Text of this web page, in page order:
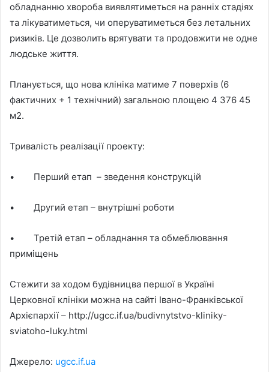
обладнанню хвороба виявлятиметься на ранніх стадіях
та лікуватиметься, чи оперуватиметься без летальних
ризиків. Це дозволить врятувати та продовжити не одне
людське життя.
Планується, що нова клініка матиме 7 поверхів (6
фактичних + 1 технічний) загальною площею 4 376 45
м2.
Тривалість реалізації проекту:
• Перший етап – зведення конструкцій
• Другий етап – внутрішні роботи
• Третій етап – обладнання та обмеблювання
приміщень
Стежити за ходом будівницва першої в Україні
Церковної клініки можна на сайті Івано-Франківської
Архієпархії – http://ugcc.if.ua/budivnytstvo-kliniky-
sviatoho-luky.html
Джерело: ugcc.if.ua